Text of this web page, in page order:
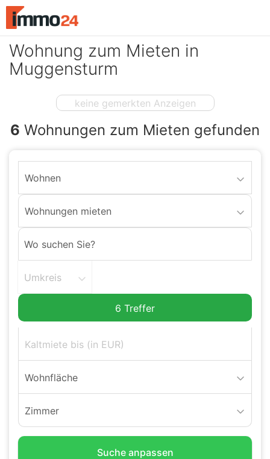
Accessibility
Modus
zur
Navigation
zum
Wohnung zum Mieten in
Muggensturm
keine gemerkten Anzeigen
6 Wohnungen zum Mieten gefunden
Wohnen
Wohnungen mieten
Umkreis
Wohnfläche
Zimmer
Suche anpassen